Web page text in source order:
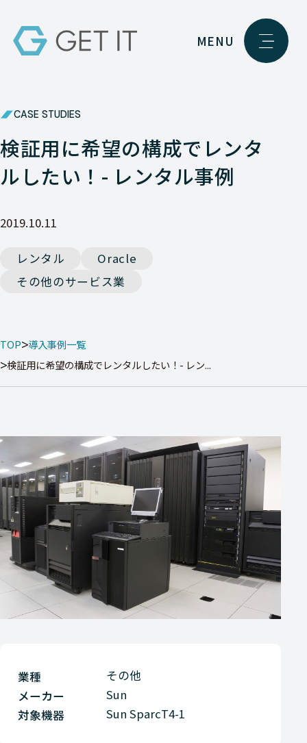
MENU
CASE STUDIES
検証用に希望の構成でレンタ
ルしたい！- レンタル事例
2019.10.11
レンタル
Oracle
その他のサービス業
TOP 導入事例一覧
検証用に希望の構成でレンタルしたい！- レン...
業種
その他
メーカー
Sun
対象機器
Sun SparcT4-1